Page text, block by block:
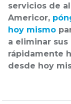
servicios de
Americor,
hoy mismo
a eliminar sus
rápidamente
desde hoy